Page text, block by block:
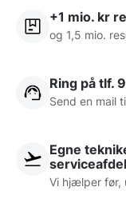
+1 mio. kr
og 1,5 mio.
Ring på tlf.
Send en mail
Egne
Vi hjælper før,